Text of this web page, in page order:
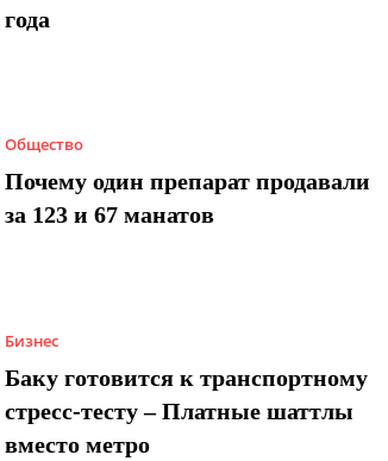
года
Общество
Почему один препарат продавали
за 123 и 67 манатов
Бизнес
Баку готовится к транспортному
стресс-тесту – Платные шаттлы
вместо метро